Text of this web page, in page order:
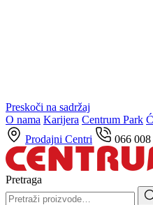
Preskoči na sadržaj
O nama Karijera Centrum Park
Prodajni Centri
066
Pretraga